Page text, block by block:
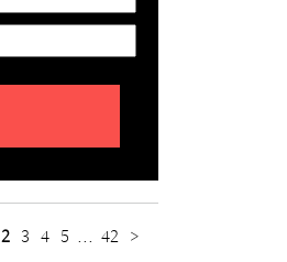
2 3 4 5 ... 42 >